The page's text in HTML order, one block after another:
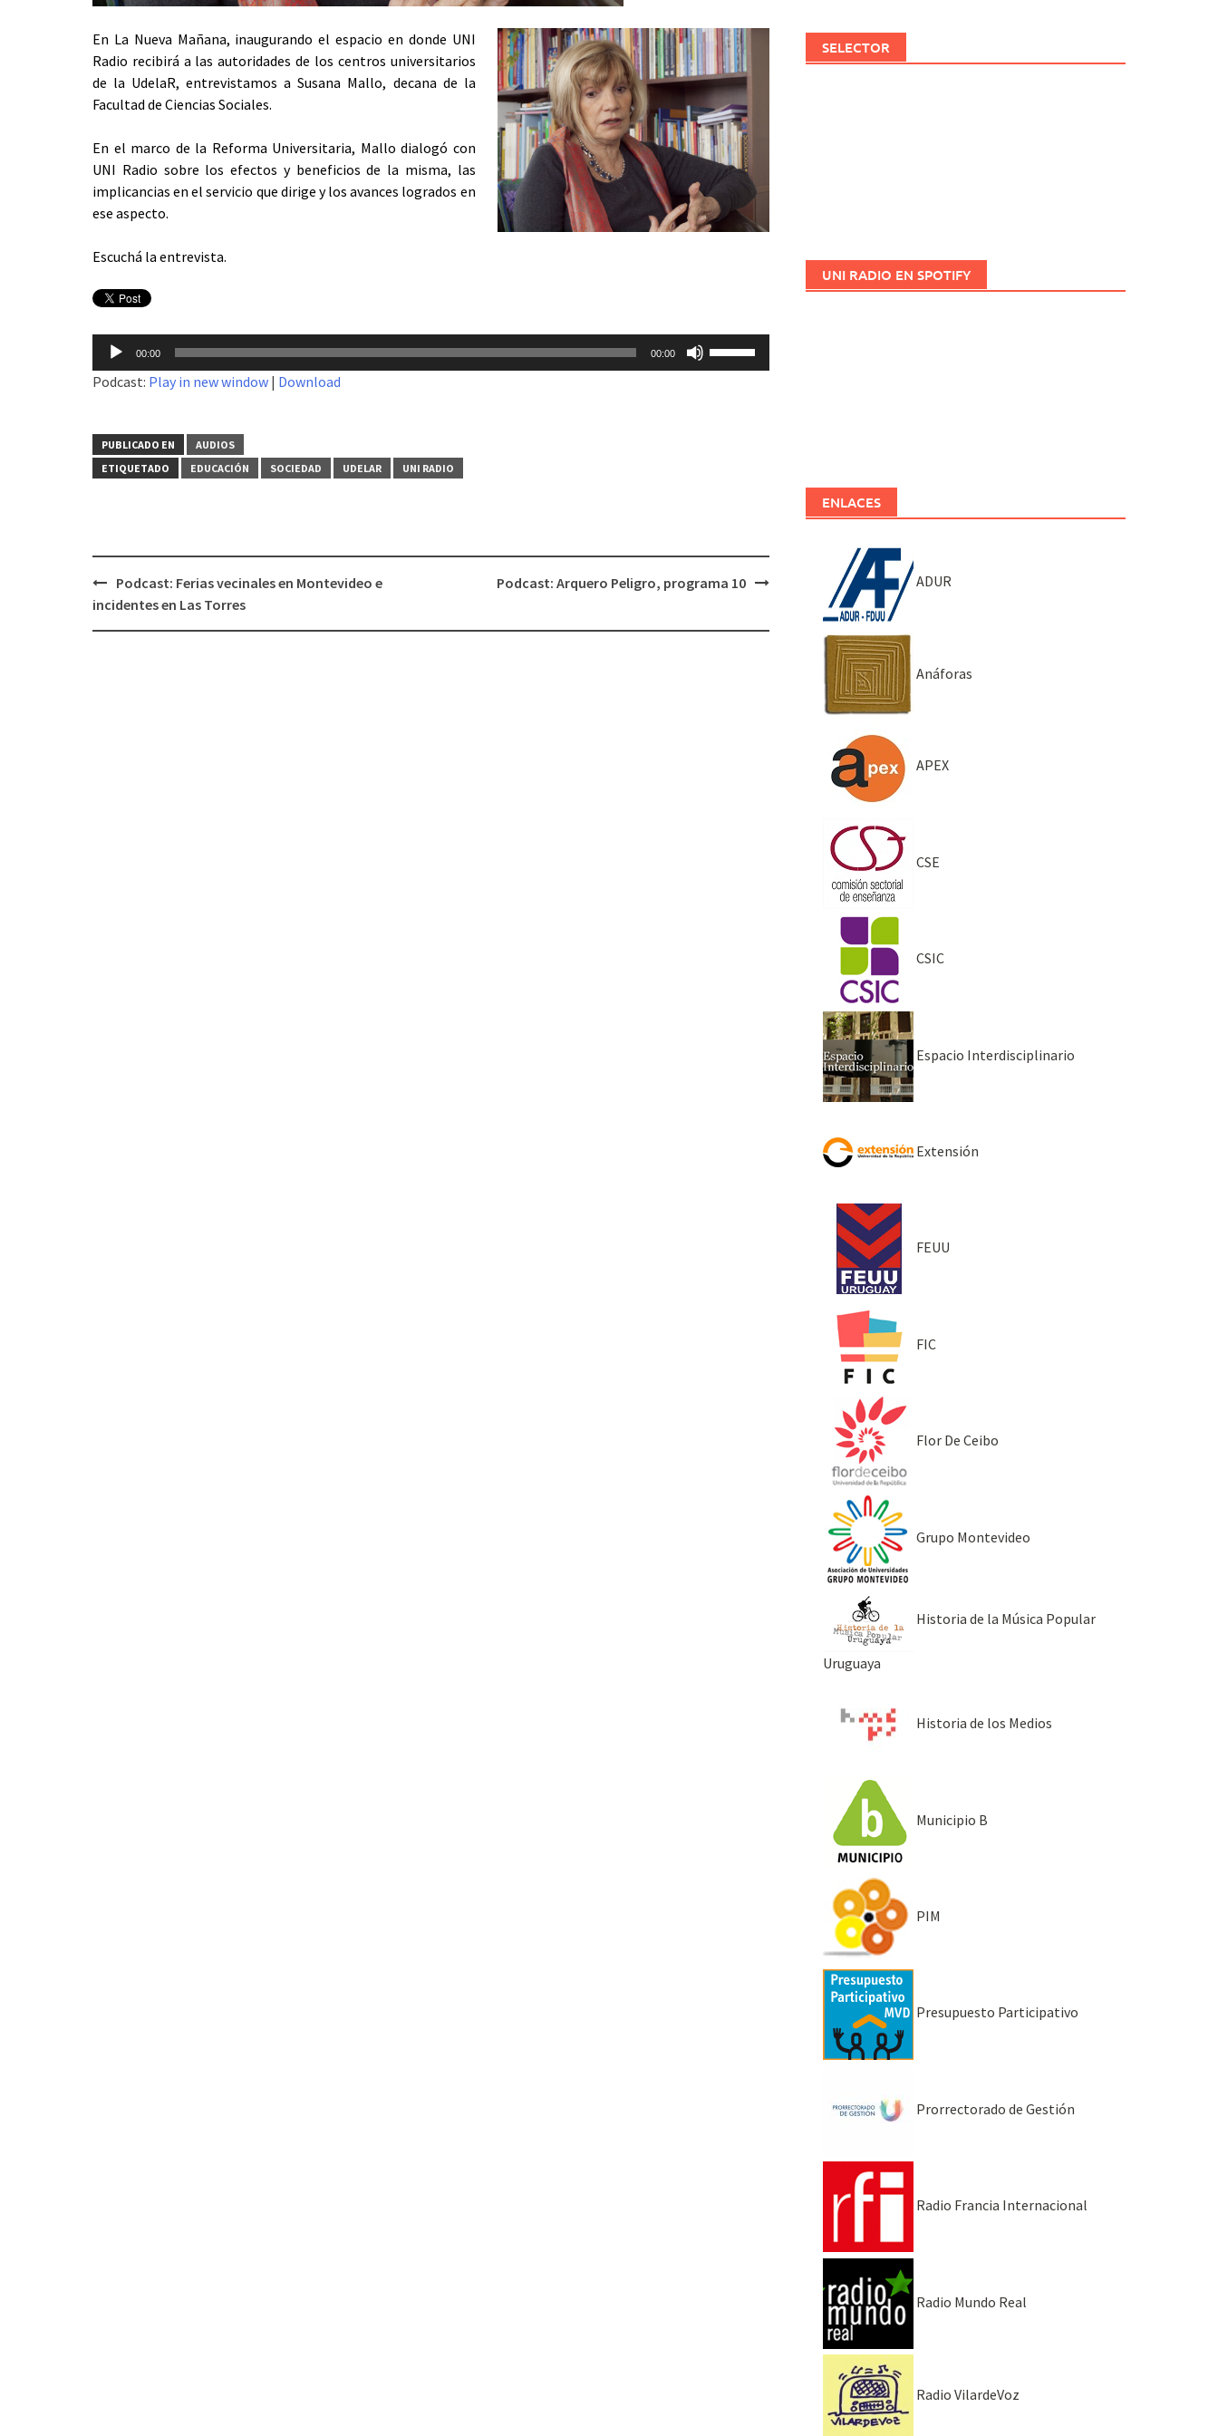
En La Nueva Mañana, inaugurando el espacio en donde UNI
Radio recibirá a las autoridades de los centros universitarios
de la UdelaR, entrevistamos a Susana Mallo, decana de la
Facultad de Ciencias Sociales.
En el marco de la Reforma Universitaria, Mallo dialogó con
UNI Radio sobre los efectos y beneficios de la misma, las
implicancias en el servicio que dirige y los avances logrados en
ese aspecto.
Escuchá la entrevista.
Reproductor
audio
00:00 00:00
el
volumen.
Podcast: Play in new window | Download
PUBLICADO EN
AUDIOS
ETIQUETADO
EDUCACIÓN SOCIEDAD UDELAR UNI RADIO
Navegación
Podcast: Ferias vecinales en Montevideo e
incidentes en Las Torres
Podcast: Arquero Peligro, programa 10
SELECTOR
UNI RADIO EN SPOTIFY
ENLACES
ADUR
Anáforas
APEX
CSE
CSIC
Espacio Interdisciplinario
Extensión
FEUU
FIC
Flor De Ceibo
Grupo Montevideo
Historia de la Música Popular
Uruguaya
Historia de los Medios
Municipio B
PIM
Presupuesto Participativo
Prorrectorado de Gestión
Radio Francia Internacional
Radio Mundo Real
Radio VilardeVoz